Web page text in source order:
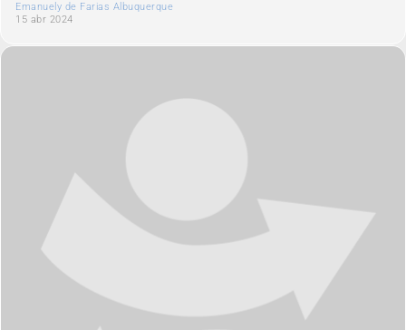
Emanuely de Farias Albuquerque
15 abr 2024